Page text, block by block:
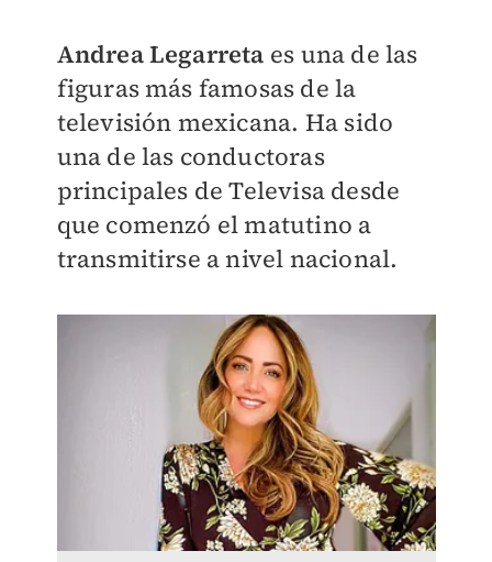
Andrea Legarreta es una de las
figuras más famosas de la
televisión mexicana. Ha sido
una de las conductoras
principales de Televisa desde
que comenzó el matutino a
transmitirse a nivel nacional.